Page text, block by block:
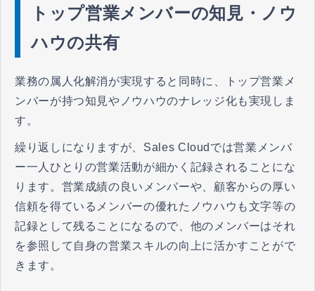
トップ営業メンバーの知見・ノウ
ハウの共有
業務の属人化解消が実現すると同時に、トップ営業メ
ンバーが持つ知見やノウハウのナレッジ化も実現しま
す。
繰り返しになりますが、Sales Cloudでは営業メンバ
ー一人ひとりの営業活動が細かく記録されることにな
ります。営業成績の良いメンバーや、顧客からの厚い
信頼を得ているメンバーの優れたノウハウも文字等の
記録として残ることになるので、他のメンバーはそれ
を参照して自身の営業スキルの向上に活かすことがで
きます。